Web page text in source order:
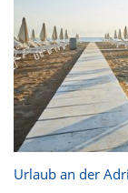
Urlaub an der